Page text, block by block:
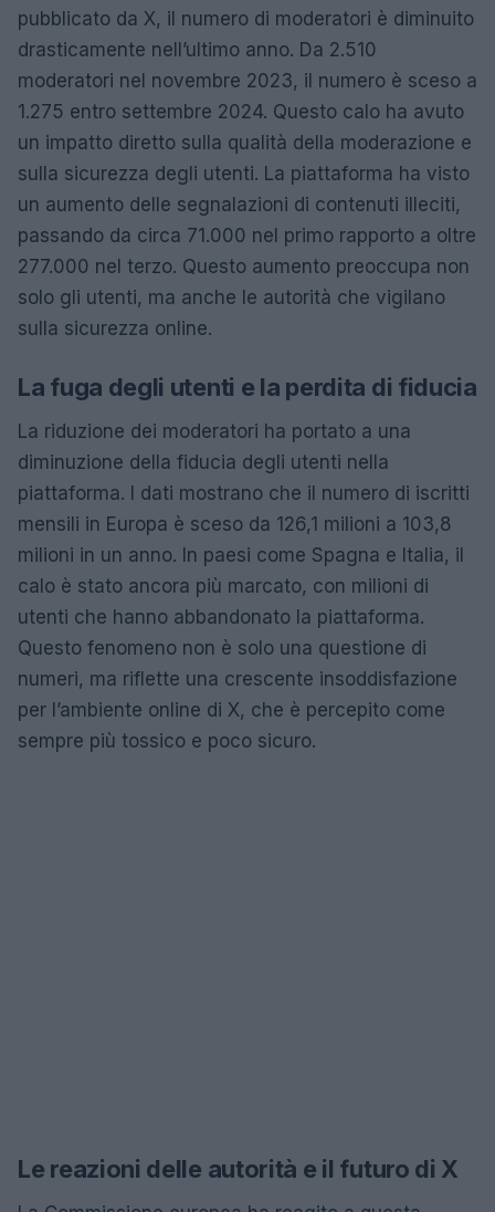
pubblicato da X, il numero di moderatori è diminuito
drasticamente nell’ultimo anno. Da 2.510
moderatori nel novembre 2023, il numero è sceso a
1.275 entro settembre 2024. Questo calo ha avuto
un impatto diretto sulla qualità della moderazione e
sulla sicurezza degli utenti. La piattaforma ha visto
un aumento delle segnalazioni di contenuti illeciti,
passando da circa 71.000 nel primo rapporto a oltre
277.000 nel terzo. Questo aumento preoccupa non
solo gli utenti, ma anche le autorità che vigilano
sulla sicurezza online.
La fuga degli utenti e la perdita di fiducia
La riduzione dei moderatori ha portato a una
diminuzione della fiducia degli utenti nella
piattaforma. I dati mostrano che il numero di iscritti
mensili in Europa è sceso da 126,1 milioni a 103,8
milioni in un anno. In paesi come Spagna e Italia, il
calo è stato ancora più marcato, con milioni di
utenti che hanno abbandonato la piattaforma.
Questo fenomeno non è solo una questione di
numeri, ma riflette una crescente insoddisfazione
per l’ambiente online di X, che è percepito come
sempre più tossico e poco sicuro.
Le reazioni delle autorità e il futuro di X